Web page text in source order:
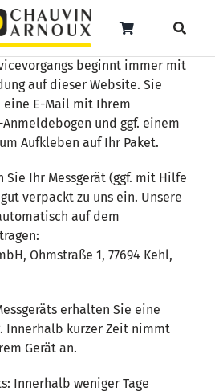
Toggle
beginnt immer mit
auf dieser Website. Sie
E-Mail mit Ihrem
und ggf. einem
Aufkleben auf Ihr Paket.
Sie Ihr Messgerät (ggf. mit Hilfe
verpackt zu uns ein. Unsere
auf dem
Ohmstraße 1, 77694 Kehl,
erhalten Sie eine
Innerhalb kurzer Zeit nimmt
Gerät an.
Innerhalb weniger Tage